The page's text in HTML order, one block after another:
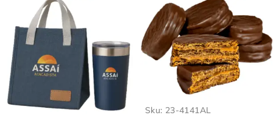
Sku:23-4141AL